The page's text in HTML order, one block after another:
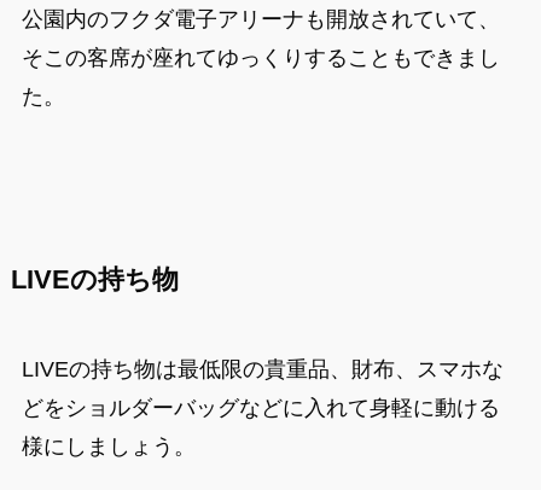
公園内のフクダ電子アリーナも開放されていて、
そこの客席が座れてゆっくりすることもできまし
た。
LIVEの持ち物
LIVEの持ち物は最低限の貴重品、財布、スマホな
どをショルダーバッグなどに入れて身軽に動ける
様にしましょう。